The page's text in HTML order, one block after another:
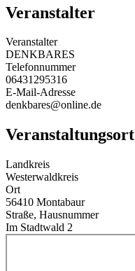
Veranstalter
Veranstalter
DENKBARES
Telefonnummer
06431295316
E-Mail-Adresse
denkbares@online.de
Veranstaltungsort
Landkreis
Westerwaldkreis
Ort
56410 Montabaur
Straße, Hausnummer
Im Stadtwald 2